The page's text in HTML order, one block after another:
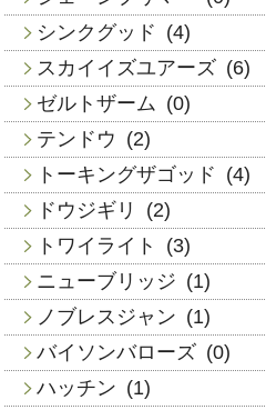
シンクグッド (4)
スカイイズユアーズ (6)
ゼルトザーム (0)
テンドウ (2)
トーキングザゴッド (4)
ドウジギリ
(2)
トワイライト
(3)
ニューブリッジ (1)
ノブレスジャン (1)
バイソンバローズ (0)
ハッチン (1)